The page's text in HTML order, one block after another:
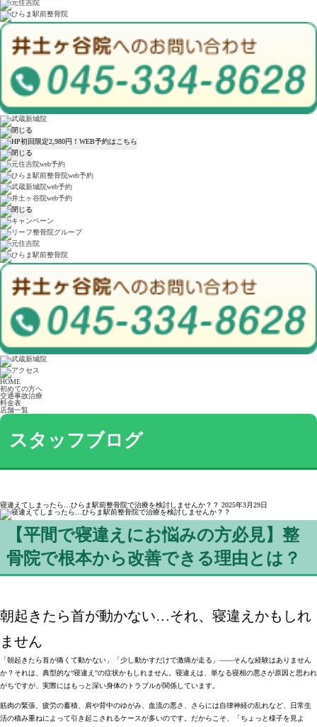
HOME
初めての方へ
交通事故治療
料金表
店舗一覧
スタッフブログ
寝違えてしまったら…ひらま駅前整骨院で治療を検討しませんか？？ 2025年3月29日
【平間で寝違えにお悩みの方必見】整
骨院で根本から改善できる理由とは？
朝起きたら首が動かない…それ、寝違えかもしれ
ません
「朝起きたら首が痛くて動かない」「少し動かすだけで激痛が走る」――そんな経験はありません
か？それは、典型的な“寝違え”の症状かもしれません。寝違えは、単なる寝相の悪さが原因と思われ
がちですが、実際にはもっと深い身体のトラブルが関係しています。
筋肉の緊張、疲労の蓄積、肩や背中のゆがみ、血流の悪さ、さらには自律神経の乱れなど、
日常生
活の積み重ねによって引き起こされるケースが多いのです。だからこそ、「ちょっと様子を見よ